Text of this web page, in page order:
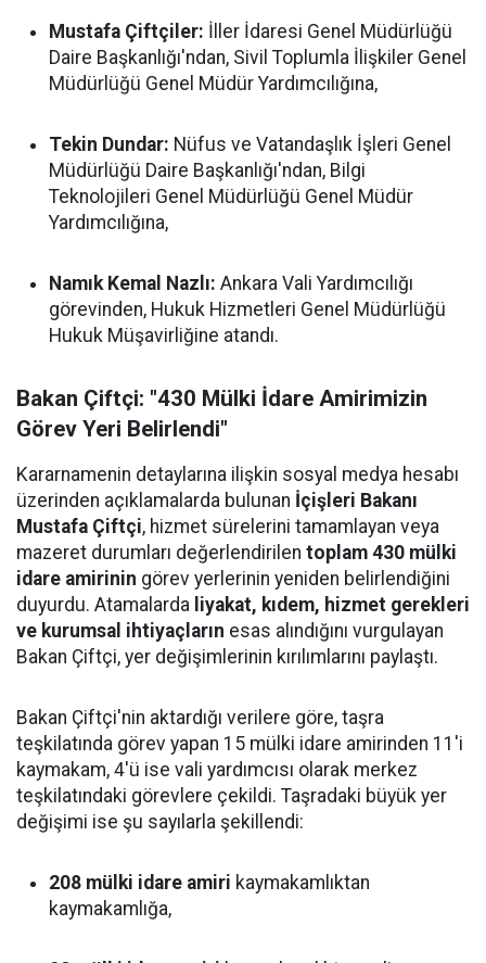
Mustafa Çiftçiler: İller İdaresi Genel Müdürlüğü
Daire Başkanlığı'ndan, Sivil Toplumla İlişkiler Genel
Müdürlüğü Genel Müdür Yardımcılığına,
Tekin Dundar: Nüfus ve Vatandaşlık İşleri Genel
Müdürlüğü Daire Başkanlığı'ndan, Bilgi
Teknolojileri Genel Müdürlüğü Genel Müdür
Yardımcılığına,
Namık Kemal Nazlı: Ankara Vali Yardımcılığı
görevinden, Hukuk Hizmetleri Genel Müdürlüğü
Hukuk Müşavirliğine atandı.
Bakan Çiftçi: "430 Mülki İdare Amirimizin
Görev Yeri Belirlendi"
Kararnamenin detaylarına ilişkin sosyal medya hesabı
üzerinden açıklamalarda bulunan İçişleri Bakanı
Mustafa Çiftçi, hizmet sürelerini tamamlayan veya
mazeret durumları değerlendirilen toplam 430 mülki
idare amirinin görev yerlerinin yeniden belirlendiğini
duyurdu. Atamalarda liyakat, kıdem, hizmet gerekleri
ve kurumsal ihtiyaçların esas alındığını vurgulayan
Bakan Çiftçi, yer değişimlerinin kırılımlarını paylaştı.
Bakan Çiftçi'nin aktardığı verilere göre, taşra
teşkilatında görev yapan 15 mülki idare amirinden 11'i
kaymakam, 4'ü ise vali yardımcısı olarak merkez
teşkilatındaki görevlere çekildi. Taşradaki büyük yer
değişimi ise şu sayılarla şekillendi:
208 mülki idare amiri kaymakamlıktan
kaymakamlığa,